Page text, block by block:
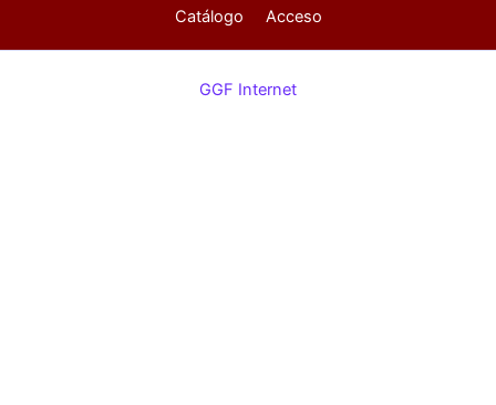
Catálogo Acceso
GGF Internet